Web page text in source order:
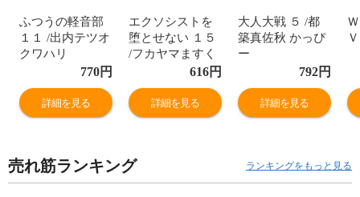
ふつうの軽音部
１１ /出内テツオ
クワハリ
770円
詳細を見る
エクソシストを
堕とせない １５
/フカヤマますく
616円
詳細を見る
大人大戦 ５ /都
築真佐秋 かっぴ
ー
792円
詳細を見る
売れ筋ランキング ランキングをもっと見る